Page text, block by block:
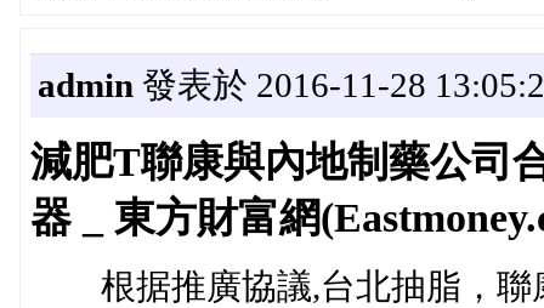
admin 發表於 2016-11-28
減肥T聯康與內地制藥公司
器 _ 東方財富網
根据推廣協議,台北抽脂，聯